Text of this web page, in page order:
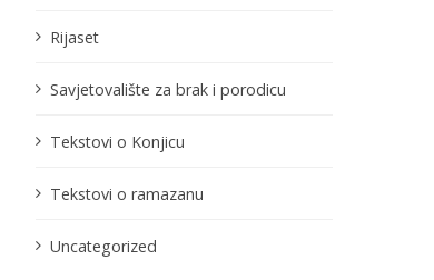
Rijaset
Savjetovalište za brak i porodicu
Tekstovi o Konjicu
Tekstovi o ramazanu
Uncategorized